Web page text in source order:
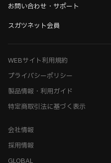
> HOMAG（ホマッグ） 設計ソフト
お問い合わせ・サポート
スガツネット会員
WEBサイト利用規約
プライバシーポリシー
製品情報・利用ガイド
特定商取引法に基づく表示
会社情報
採用情報
GLOBAL